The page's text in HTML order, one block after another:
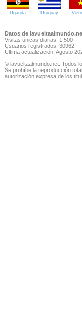
Uganda Uruguay
Datos de
Visitas únicas diarias: 1.500
Usuarios registrados: 30962
Última actualización: Agosto
© lavueltaalmundo.net. Todos
Se prohíbe la reproducción
autorización expresa de los